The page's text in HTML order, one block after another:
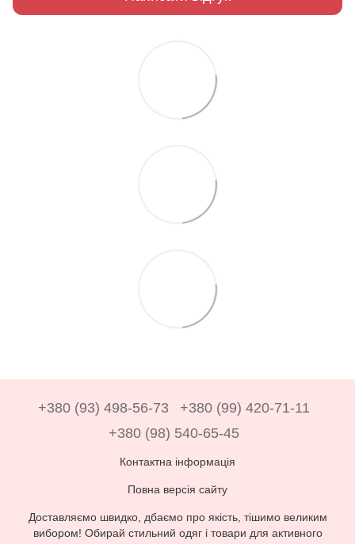
+380 (93) 498-56-73
+380 (99) 420-71-11
+380 (98) 540-65-45
Контактна інформація
Повна версія сайту
Доставляємо швидко, дбаємо про якість, тішимо великим
вибором! Обирай стильний одяг і товари для активного